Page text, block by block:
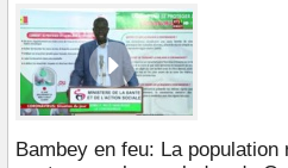
Bambey en feu: La